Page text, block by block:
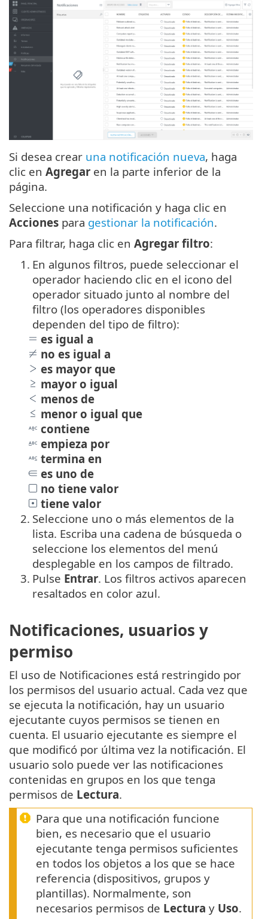
Si desea crear una notificación nueva, haga
clic en Agregar en la parte inferior de la
página.
Seleccione una notificación y haga clic en
Acciones para gestionar la notificación.
Para filtrar, haga clic en Agregar filtro:
1. En algunos filtros, puede seleccionar el
operador haciendo clic en el icono del
operador situado junto al nombre del
filtro (los operadores disponibles
dependen del tipo de filtro):
es igual a
no es igual a
es mayor que
mayor o igual
menos de
menor o igual que
contiene
empieza por
termina en
es uno de
no tiene valor
tiene valor
2. Seleccione uno o más elementos de la
lista. Escriba una cadena de búsqueda o
seleccione los elementos del menú
desplegable en los campos de filtrado.
3. Pulse Entrar. Los filtros activos aparecen
resaltados en color azul.
Notificaciones, usuarios y
permiso
El uso de Notificaciones está restringido por
los permisos del usuario actual. Cada vez que
se ejecuta la notificación, hay un usuario
ejecutante cuyos permisos se tienen en
cuenta. El usuario ejecutante es siempre el
que modificó por última vez la notificación. El
usuario solo puede ver las notificaciones
contenidas en grupos en los que tenga
permisos de Lectura.
Para que una notificación funcione
bien, es necesario que el usuario
ejecutante tenga permisos suficientes
en todos los objetos a los que se hace
referencia (dispositivos, grupos y
plantillas). Normalmente, son
necesarios permisos de Lectura y Uso.